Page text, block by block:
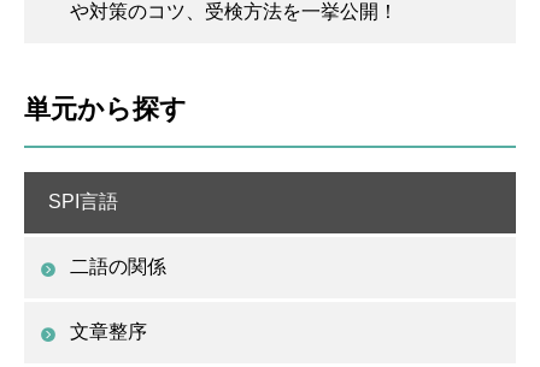
や対策のコツ、受検方法を一挙公開！
単元から探す
SPI言語
二語の関係
文章整序